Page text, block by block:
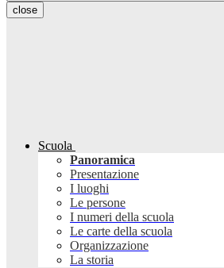
close
Scuola
Panoramica
Presentazione
I luoghi
Le persone
I numeri della scuola
Le carte della scuola
Organizzazione
La storia